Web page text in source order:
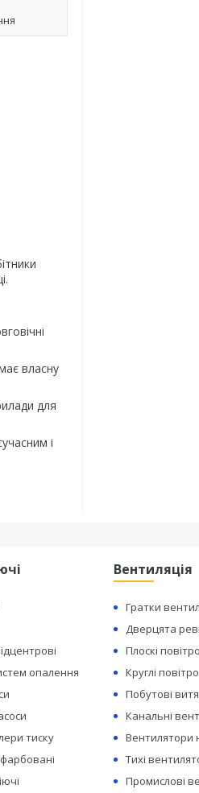
власну
для
і
опалення
тиску
Вентиляція
Гратки
Дверцята
Плоскі
Круглі
Побутові
Канальні
Вентилятори
Тихі
Промислові